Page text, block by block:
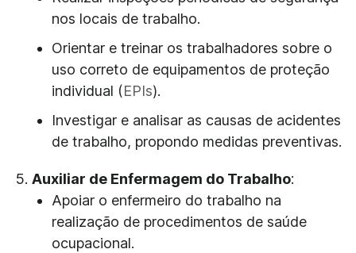
nos locais de trabalho.
Orientar e treinar os trabalhadores sobre o
uso correto de equipamentos de proteção
individual (EPIs).
Investigar e analisar as causas de acidentes
de trabalho, propondo medidas preventivas.
Auxiliar de Enfermagem do Trabalho:
Apoiar o enfermeiro do trabalho na
realização de procedimentos de saúde
ocupacional.